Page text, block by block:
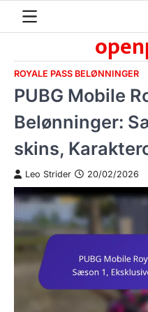
ROYALE PASS BELØNNINGER
PUBG Mobile
Belønninger:
skins,
Leo Strider 20/02/2026